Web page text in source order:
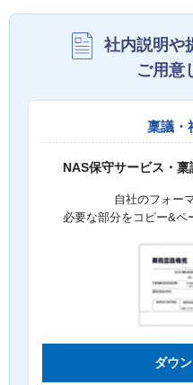
社内説明や
ご用意
稟議・
NAS保守サービス・稟
自社のフォー
必要な部分をコピー&ペ
ダウ